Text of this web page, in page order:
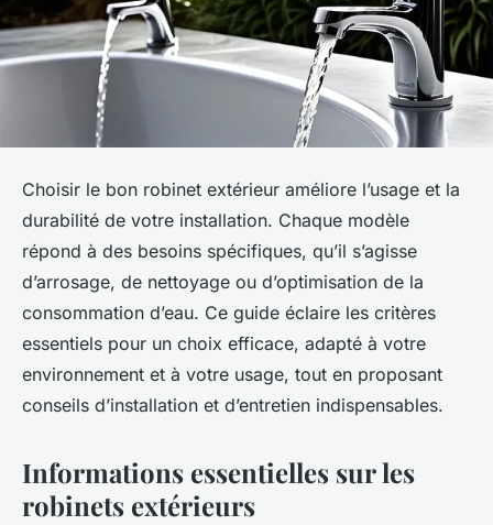
Choisir le bon robinet extérieur améliore l’usage et la
durabilité de votre installation. Chaque modèle
répond à des besoins spécifiques, qu’il s’agisse
d’arrosage, de nettoyage ou d’optimisation de la
consommation d’eau. Ce guide éclaire les critères
essentiels pour un choix efficace, adapté à votre
environnement et à votre usage, tout en proposant
conseils d’installation et d’entretien indispensables.
Informations essentielles sur les
robinets extérieurs